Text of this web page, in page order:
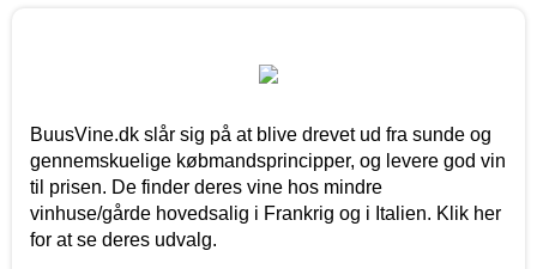
BuusVine.dk slår sig på at blive drevet ud fra sunde og
gennemskuelige købmandsprincipper, og levere god vin
til prisen. De finder deres vine hos mindre
vinhuse/gårde hovedsalig i Frankrig og i Italien. Klik her
for at se deres udvalg.